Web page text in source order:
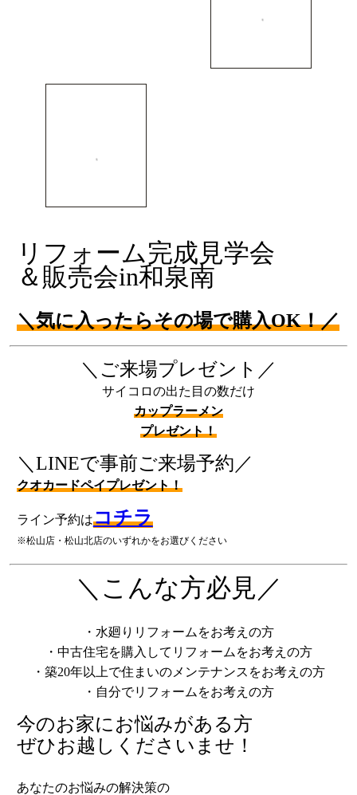
リフォーム完成見学会
＆販売会in和泉南
＼気に入ったらその場で購入OK！／
＼ご来場プレゼント／
サイコロの出た目の数だけ
カップラーメン
プレゼント！
＼LINEで事前ご来場予約／
クオカードペイプレゼント！
ライン予約はコチラ
※松山店・松山北店のいずれかをお選びください
＼こんな方必見／
・水廻りリフォームをお考えの方
・中古住宅を購入してリフォームをお考えの方
・築20年以上で住まいのメンテナンスをお考えの方
・自分でリフォームをお考えの方
今のお家にお悩みがある方
ぜひお越しくださいませ！
あなたのお悩みの解決策の